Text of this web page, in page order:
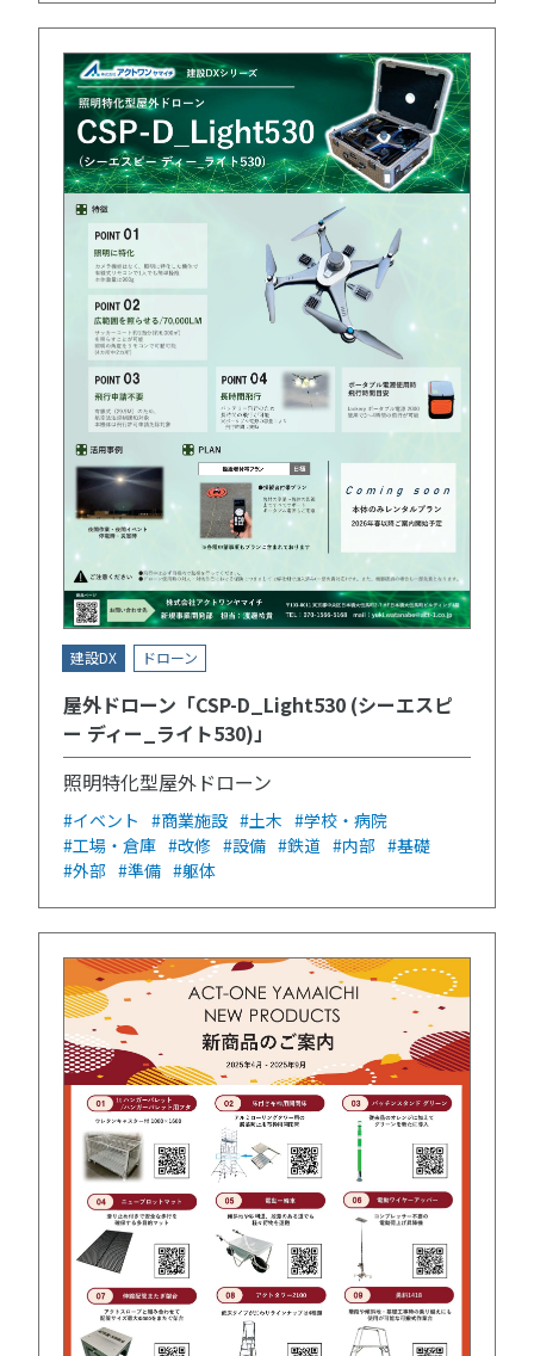
建設DX ドローン
屋外ドローン「CSP-D_Light530 (シーエスピ
ー ディー_ライト530)」
照明特化型屋外ドローン
#イベント #商業施設 #土木 #学校・病院
#工場・倉庫 #改修 #設備 #鉄道 #内部 #基礎
#外部 #準備 #躯体